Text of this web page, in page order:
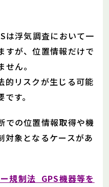
は浮気調査において一
すが、位置情報だけで
ん。
的リスクが生じる可能
す。
での位置情報取得や機
対象となるケースがあ
規制法 GPS機器等を